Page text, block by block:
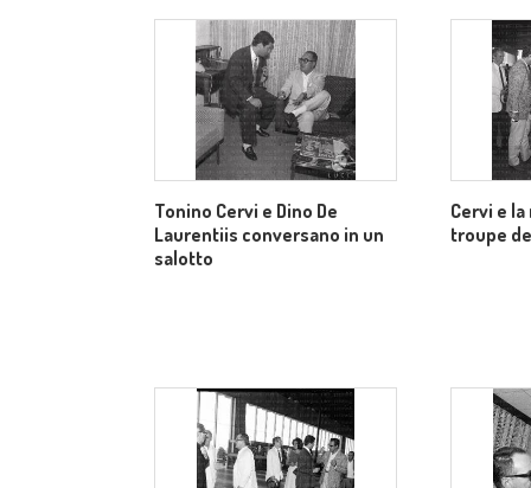
Tonino Cervi e Dino De
Laurentiis conversano in un
salotto
Cervi e
troupe